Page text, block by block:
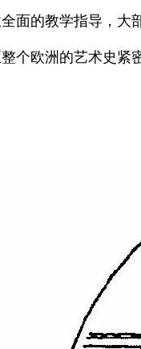
面的教学指导，
个欧洲的艺术史